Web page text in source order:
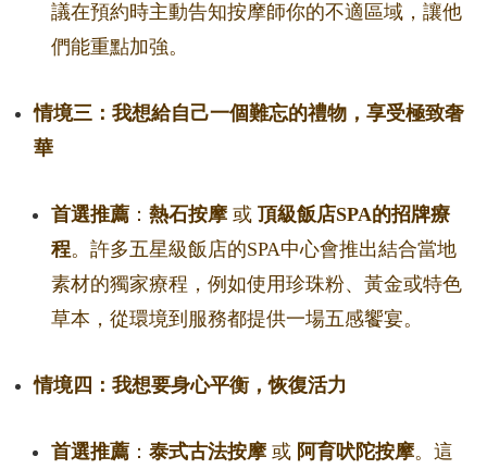
議在預約時主動告知按摩師你的不適區域，讓他
們能重點加強。
情境三：我想給自己一個難忘的禮物，享受極致奢
華
首選推薦 ： 熱石按摩或 頂級飯店SPA的招牌療
程。許多五星級飯店的SPA中心會推出結合當地
素材的獨家療程，例如使用珍珠粉、黃金或特色
草本，從環境到服務都提供一場五感饗宴。
情境四：我想要身心平衡，恢復活力
首選推薦 ： 泰式古法按摩或 阿育吠陀按摩。這